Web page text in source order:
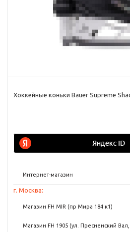
Хоккейные коньки Bauer Supreme
Интернет-магазин
г. Москва:
Магазин FH MIR (пр Мира 184 к1)
Магазин FH 1905 (ул. Пресненский Вал,